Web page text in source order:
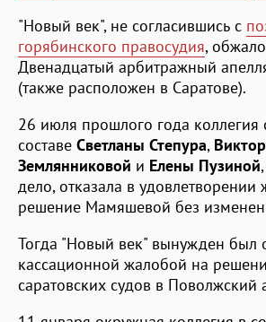
"Новый век", не согласившись с
горябинского правосудия,
Двенадцатый арбитражный
(также расположен в Саратове).
26 июля прошлого года коллегия
составе Светланы Степура,
Землянниковой и Елены Пузиной
дело, отказала в удовлетворении
решение Мамяшевой без
Тогда "Новый век" вынужден был
кассационной жалобой на
саратовских судов в Поволжский